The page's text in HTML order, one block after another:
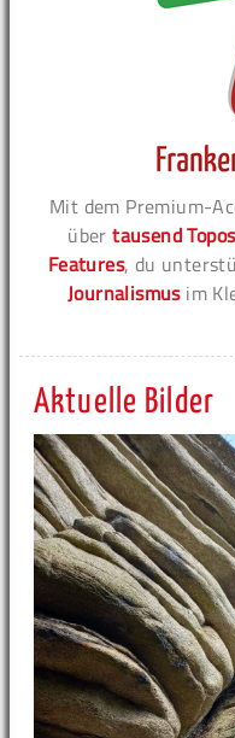
Mit dem Premium-
übertausend Topos
Features, du
Journalismusim
Aktuelle Bilder